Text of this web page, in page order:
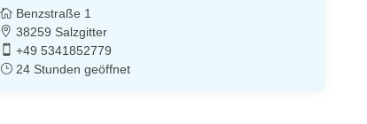
Benzstraße 1
38259 Salzgitter
+49 5341852779
24 Stunden geöffnet